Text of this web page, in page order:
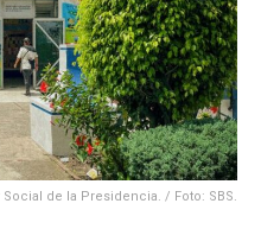
de la Presidencia. / Foto: SBS.